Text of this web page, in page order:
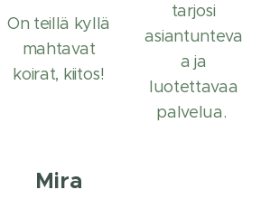
On teillä kyllä
mahtavat
koirat, kiitos!
Mira
tarjosi
asiantunteva
a ja
luotettavaa
palvelua.